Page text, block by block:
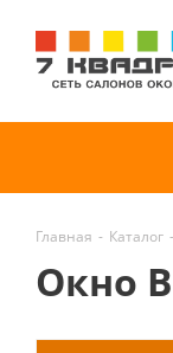
Главная - Каталог -
Окно